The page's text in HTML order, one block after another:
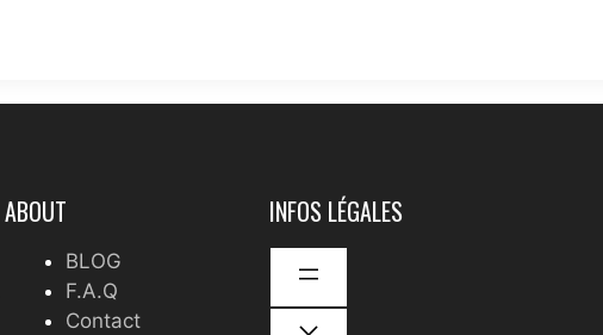
ABOUT
BLOG
F.A.Q
Contact
INFOS LÉGALES